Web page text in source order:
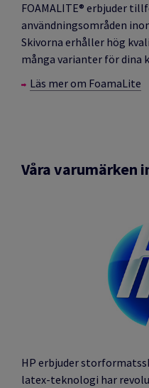
FOAMALITE® erbjuder
användningsområden
Skivorna erhåller hög
många varianter för dina
Läs mer om FoamaLite
Våra varumärken
HP erbjuder
latex-teknologi har